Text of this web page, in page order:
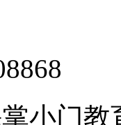
小门教